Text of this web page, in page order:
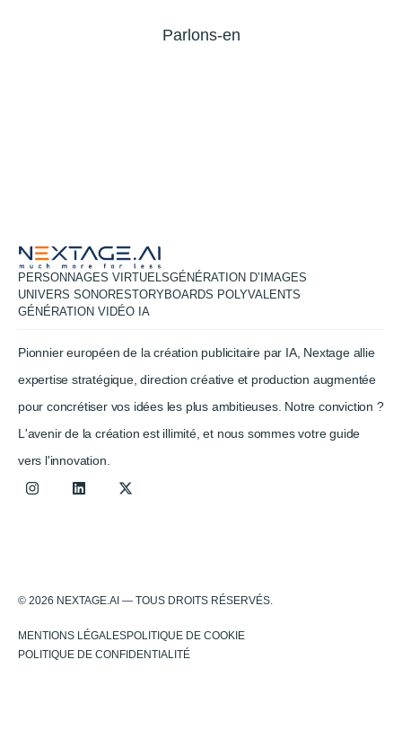
Parlons-en
PERSONNAGES VIRTUELSGÉNÉRATION D’IMAGES
UNIVERS SONORESTORYBOARDS POLYVALENTS
GÉNÉRATION VIDÉO IA
Pionnier européen de la création publicitaire par IA, Nextage allie
expertise stratégique, direction créative et production augmentée
pour concrétiser vos idées les plus ambitieuses. Notre conviction ?
L'avenir de la création est illimité, et nous sommes votre guide
vers l'innovation.
© 2026 NEXTAGE.AI — TOUS DROITS RÉSERVÉS.
MENTIONS LÉGALESPOLITIQUE DE COOKIE
POLITIQUE DE CONFIDENTIALITÉ